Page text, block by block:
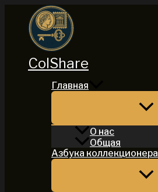
Перейти
содержимому
ColShare
Главная
О нас
Общая
Азбука коллекционера